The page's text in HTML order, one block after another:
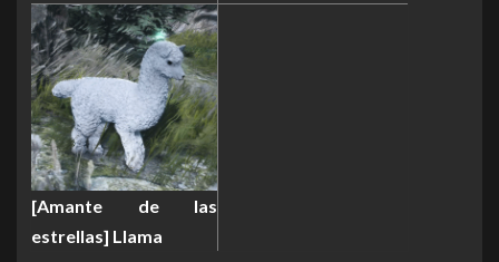
[Amante de las
estrellas] Llama